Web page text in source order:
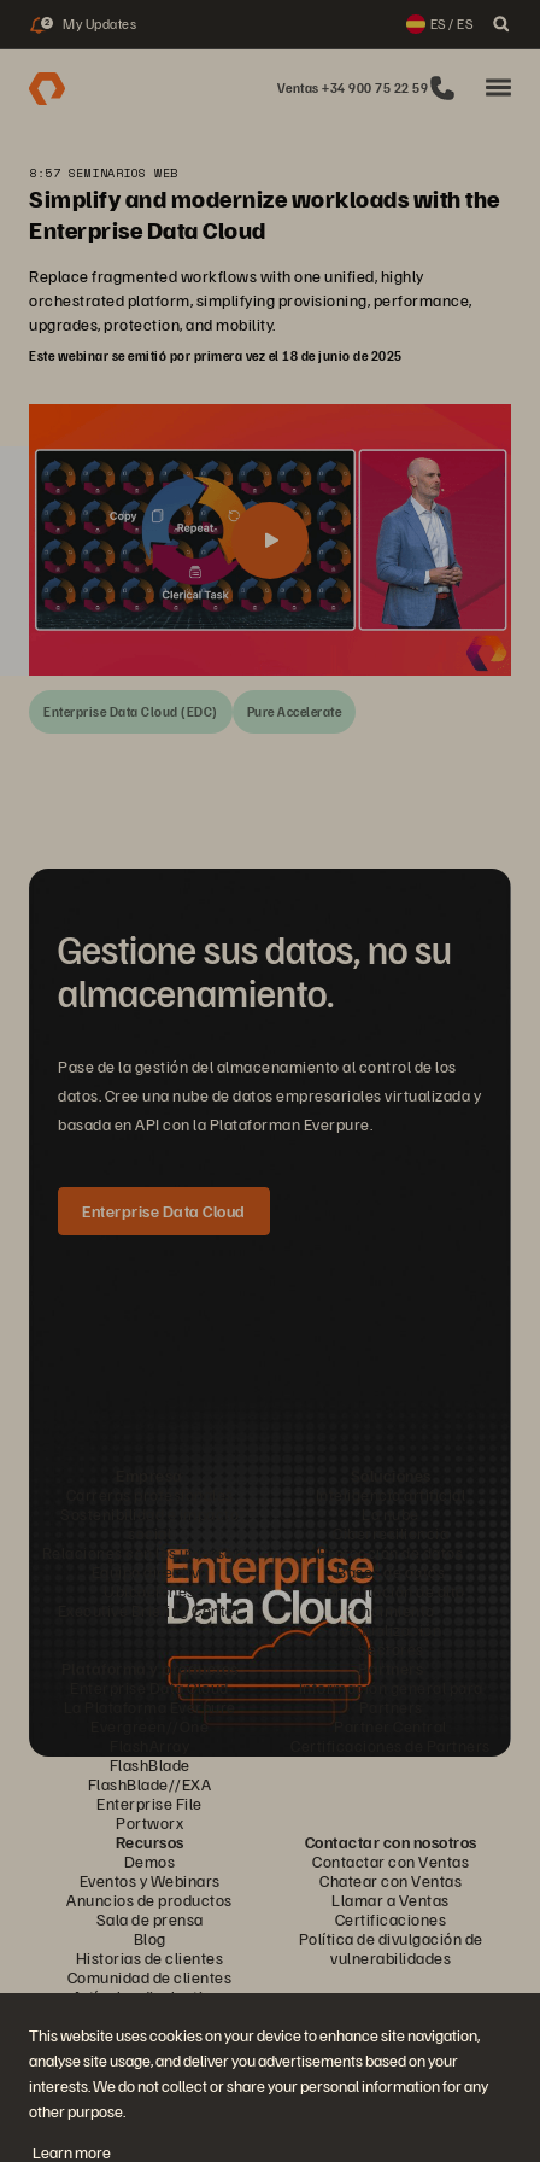
This website uses cookies on your device to enhance site navigation,
analyse site usage, and deliver you advertisements based on your
interests. We do not collect or share your personal information for any
other purpose.
Learn more
2 My Updates ES / ES
Ventas +34 900 75 22 59
8:57 SEMINARIOS WEB
Simplify and modernize workloads with the
Enterprise Data Cloud
Replace fragmented workflows with one unified, highly
orchestrated platform, simplifying provisioning, performance,
upgrades, protection, and mobility.
Este webinar se emitió por primera vez el 18 de junio de 2025
Enterprise Data Cloud (EDC) Pure Accelerate
Gestione sus datos, no su
almacenamiento.
Pase de la gestión del almacenamiento al control de los
datos. Cree una nube de datos empresariales virtualizada y
basada en API con la Plataforman Everpure.
Enterprise Data Cloud
Relaciones con los inversores
Equipo directivo
Ubicaciones
Executive Briefing Center
Protección de datos
Bases de datos
Computación de alto
rendimiento
Virtualización
Sectores
Plataforma y productos
Enterprise Data Cloud
La Plataforma Everpure
FlashBlade
FlashBlade//EXA
Enterprise File
Portworx
Partners
Información general para
Partners
Recursos
Demos
Eventos y Webinars
Anuncios de productos
Sala de prensa
Blog
Historias de clientes
Comunidad de clientes
Artículos divulgativos
Contactar con nosotros
Contactar con Ventas
Chatear con Ventas
Llamar a Ventas
Certificaciones
Política de divulgación de
vulnerabilidades
Únase a la conversación
Siga las redes sociales oficiales de Everpure